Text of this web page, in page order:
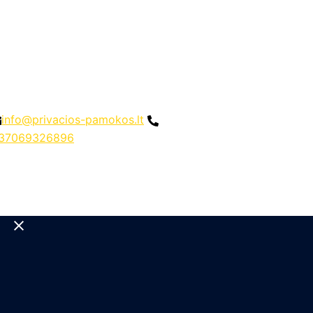
info@privacios-pamokos.lt
Close